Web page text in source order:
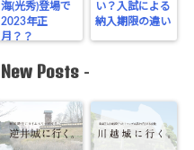
海(光秀)登場で
2023年正
月？？
い？入試による
納入期限の違い
New Posts -